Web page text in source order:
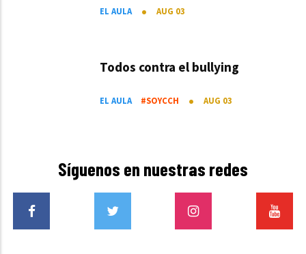
EL AULA AUG 03
Todos contra el bullying
EL AULA #SOYCCH AUG 03
Síguenos en nuestras redes